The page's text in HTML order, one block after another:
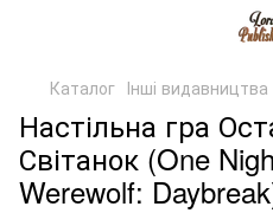
Каталог Інші видавництва
Настільна гра
Світанок (One
Werewolf: